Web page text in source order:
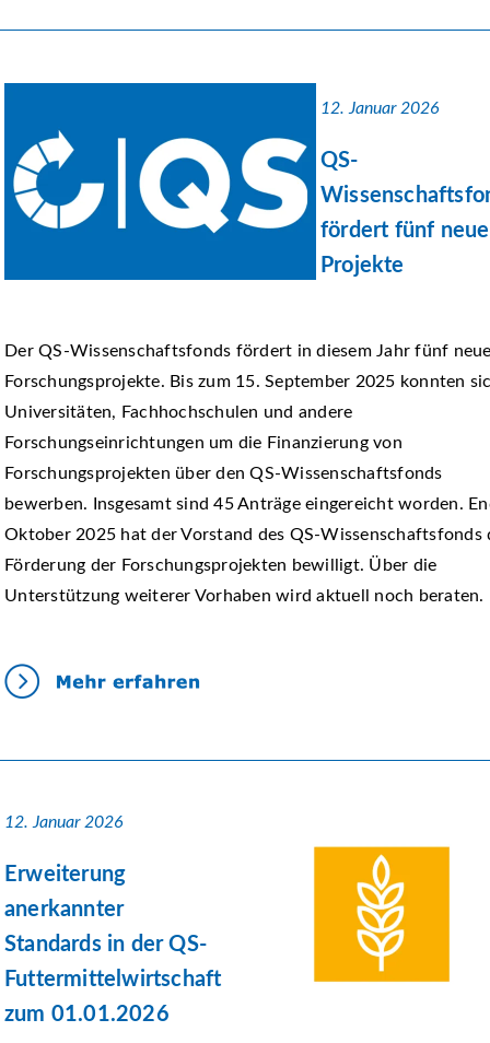
12. Januar 2026
QS-
fördert fünf neue
Projekte
Der QS-Wissenschaftsfonds fördert in diesem Jahr fünf
Forschungsprojekte. Bis zum 15. September 2025 konnten
Universitäten, Fachhochschulen und andere
Forschungseinrichtungen um die Finanzierung von
Forschungsprojekten über den QS-Wissenschaftsfonds
bewerben. Insgesamt sind 45 Anträge eingereicht worden.
Oktober 2025 hat der Vorstand des QS-Wissenschaftsfonds
Förderung der Forschungsprojekten bewilligt. Über die
Unterstützung weiterer Vorhaben wird aktuell noch beraten.
12. Januar 2026
Erweiterung
anerkannter
Standards in der QS-
Futtermittelwirtschaft
zum 01.01.2026